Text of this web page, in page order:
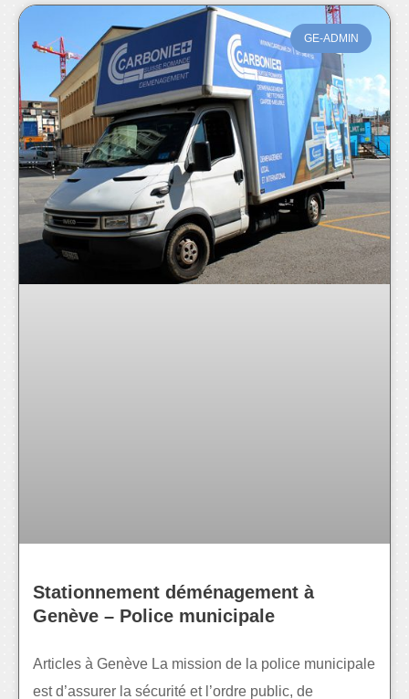
GE-ADMIN
Stationnement déménagement à
Genève – Police municipale
Articles à Genève La mission de la police municipale
est d’assurer la sécurité et l’ordre public, de